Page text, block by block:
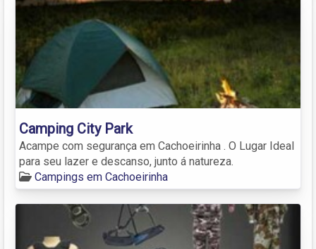
Camping City Park
Acampe com segurança em Cachoeirinha . O Lugar Ideal
para seu lazer e descanso, junto á natureza.
Campings em Cachoeirinha